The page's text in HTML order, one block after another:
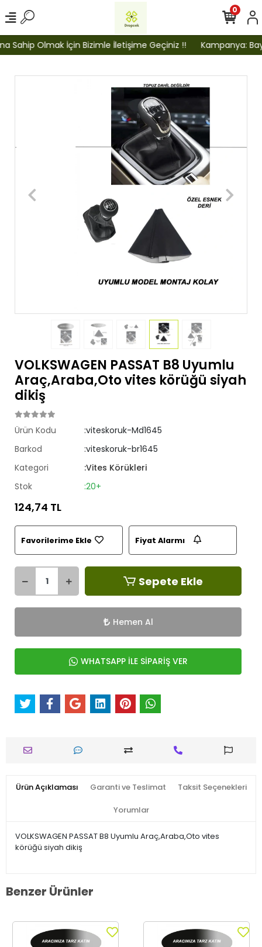
Sahip Olmak İçin Bizimle İletişime Geçiniz !! Kampanya:
0
VOLKSWAGEN PASSAT B8 Uyumlu
Araç,Araba,Oto vites körüğü siyah
dikiş
Ürün Kodu
:viteskoruk-Md1645
Barkod
:viteskoruk-br1645
Kategori
:Vites Körükleri
Stok
:20+
124,74 TL
Favorilerime Ekle Fiyat Alarmı
Sepete Ekle
Hemen Al
WHATSAPP İLE SİPARİŞ VER
Ürün Açıklaması Garanti ve Teslimat Taksit Seçenekleri
Yorumlar
VOLKSWAGEN PASSAT B8 Uyumlu Araç,Araba,Oto vites
körüğü siyah dikiş
Benzer Ürünler